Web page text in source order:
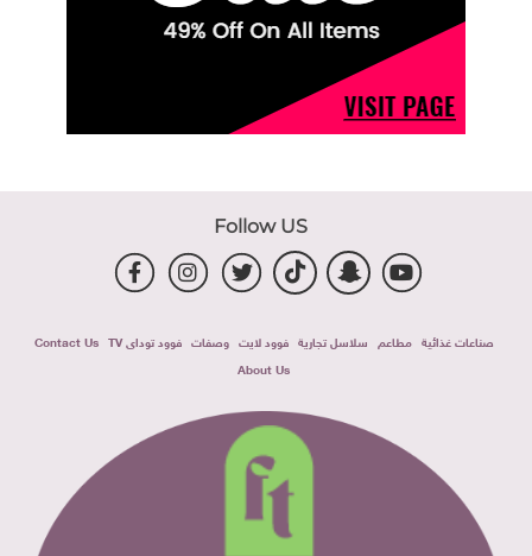
Follow US
صناعات غذائية مطاعم سلاسل تجارية فوود لايت وصفات فوود توداى TV
Contact Us
About Us